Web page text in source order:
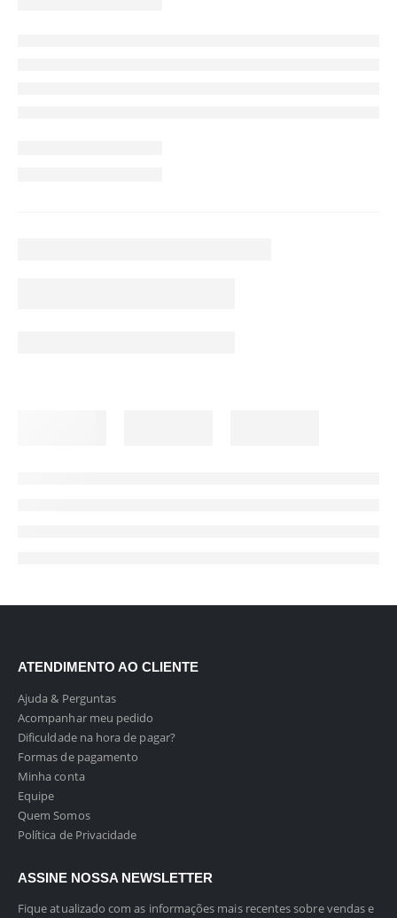
ATENDIMENTO AO CLIENTE
Ajuda & Perguntas
Acompanhar meu pedido
Dificuldade na hora de pagar?
Formas de pagamento
Minha conta
Equipe
Quem Somos
Política de Privacidade
ASSINE NOSSA NEWSLETTER
Fique atualizado com as informações mais recentes sobre vendas e